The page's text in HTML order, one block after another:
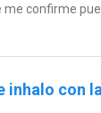
confirme
inhalo con